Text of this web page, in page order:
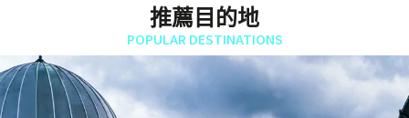
推薦目的地
POPULAR DESTINATIONS